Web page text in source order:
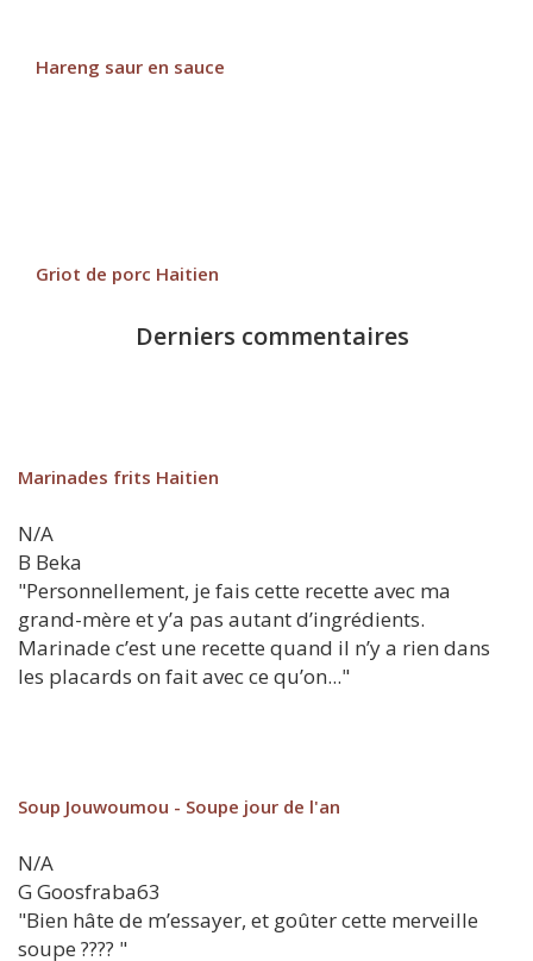
Hareng saur en sauce
Griot de porc Haitien
Derniers commentaires
Marinades frits Haitien
N/A
B Beka
"Personnellement, je fais cette recette avec ma
grand-mère et y’a pas autant d’ingrédients.
Marinade c’est une recette quand il n’y a rien dans
les placards on fait avec ce qu’on..."
Soup Jouwoumou - Soupe jour de l'an
N/A
G Goosfraba63
"Bien hâte de m’essayer, et goûter cette merveille
soupe ???? "